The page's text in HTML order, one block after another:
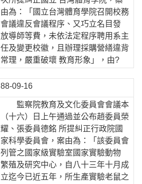
由為：「國立台灣體育學院召開校務
會議違反會議程序、又巧立名目發
放導師等費，未依法定程序聘用系主
任及變更校徽，且辦理採購營繕違背
常理，嚴重破壞 教育形象」，由?
88-09-16
監察院教育及文化委員會會議本
（十六）日上午通過並公布趙委員榮
耀、張委員德銘 所提糾正行政院國
家科學委員會，案由為：「該委員會
列管之國家級實驗室國家實驗動物
繁殖及研究中心，自八十三年十月成
立迄今已近五年，所生產實驗老鼠之